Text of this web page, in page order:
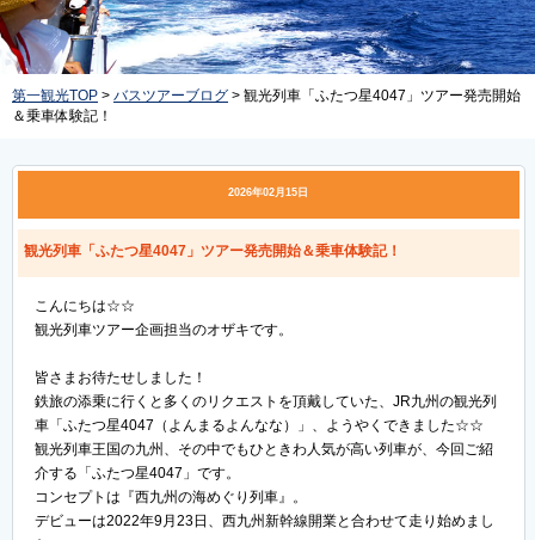
第一観光TOP > バスツアーブログ > 観光列車「ふたつ星4047」ツアー発売開始
＆乗車体験記！
2026年02月15日
観光列車「ふたつ星4047」ツアー発売開始＆乗車体験記！
こんにちは☆☆
観光列車ツアー企画担当のオザキです。
皆さまお待たせしました！
鉄旅の添乗に行くと多くのリクエストを頂戴していた、JR九州の観光列
車「ふたつ星4047（よんまるよんなな）」、ようやくできました☆☆
観光列車王国の九州、その中でもひときわ人気が高い列車が、今回ご紹
介する「ふたつ星4047」です。
コンセプトは『西九州の海めぐり列車』。
デビューは2022年9月23日、西九州新幹線開業と合わせて走り始めまし